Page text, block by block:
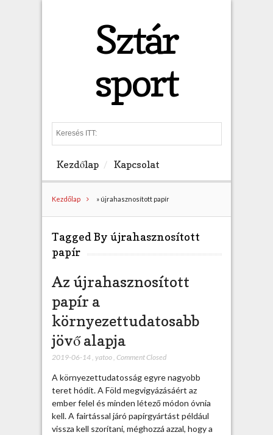
Sztár
sport
e
h
Kezdőlap Kapcsolat
Kezdőlap » újrahasznosított papír
Tagged By újrahasznosított
papír
Az újrahasznosított
papír a
környezettudatosabb
jövő alapja
2019-06-14, yatoo, Comment Closed
A környezettudatosság egyre nagyobb
teret hódít. A Föld megvigyázásáért az
ember felel és minden létező módon óvnia
kell. A fairtással járó papírgyártást például
vissza kell szorítani, méghozzá azzal, hogy a